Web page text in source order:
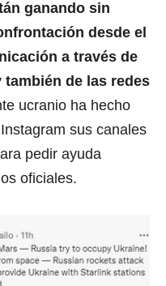
ganando sin
desde el
a través de
de las redes
ucranio ha hecho
sus canales
pedir ayuda
oficiales.